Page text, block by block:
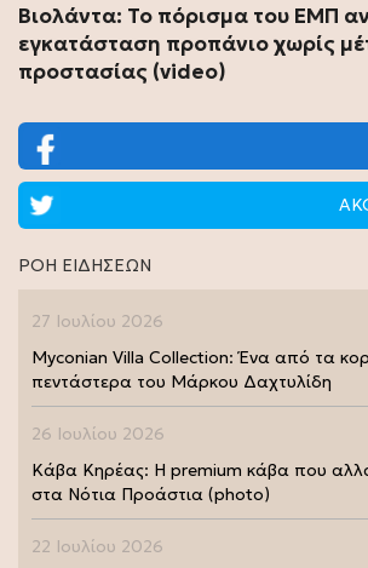
Βιολάντα: Το πόρισμα του ΕΜΠ
εγκατάσταση προπάνιο χωρίς
προστασίας (video)
ΡΟΗ ΕΙΔΗΣΕΩΝ
27 Ιουλίου 2026
Myconian Villa Collection: Ένα από τα
πεντάστερα του Μάρκου Δαχτυλίδη
26 Ιουλίου 2026
Κάβα Κηρέας: Η premium κάβα που
στα Νότια Προάστια (photo)
22 Ιουλίου 2026